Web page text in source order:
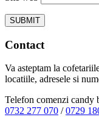
Contact
Va asteptam la
locatiile, adresele si
Telefon comenzi candy
0732 277 070 /0729